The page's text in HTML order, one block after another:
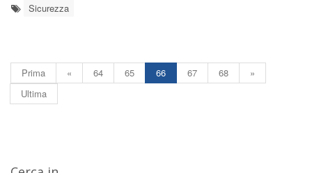
Sicurezza
Prima « 64 65 66 67 68
»
Ultima